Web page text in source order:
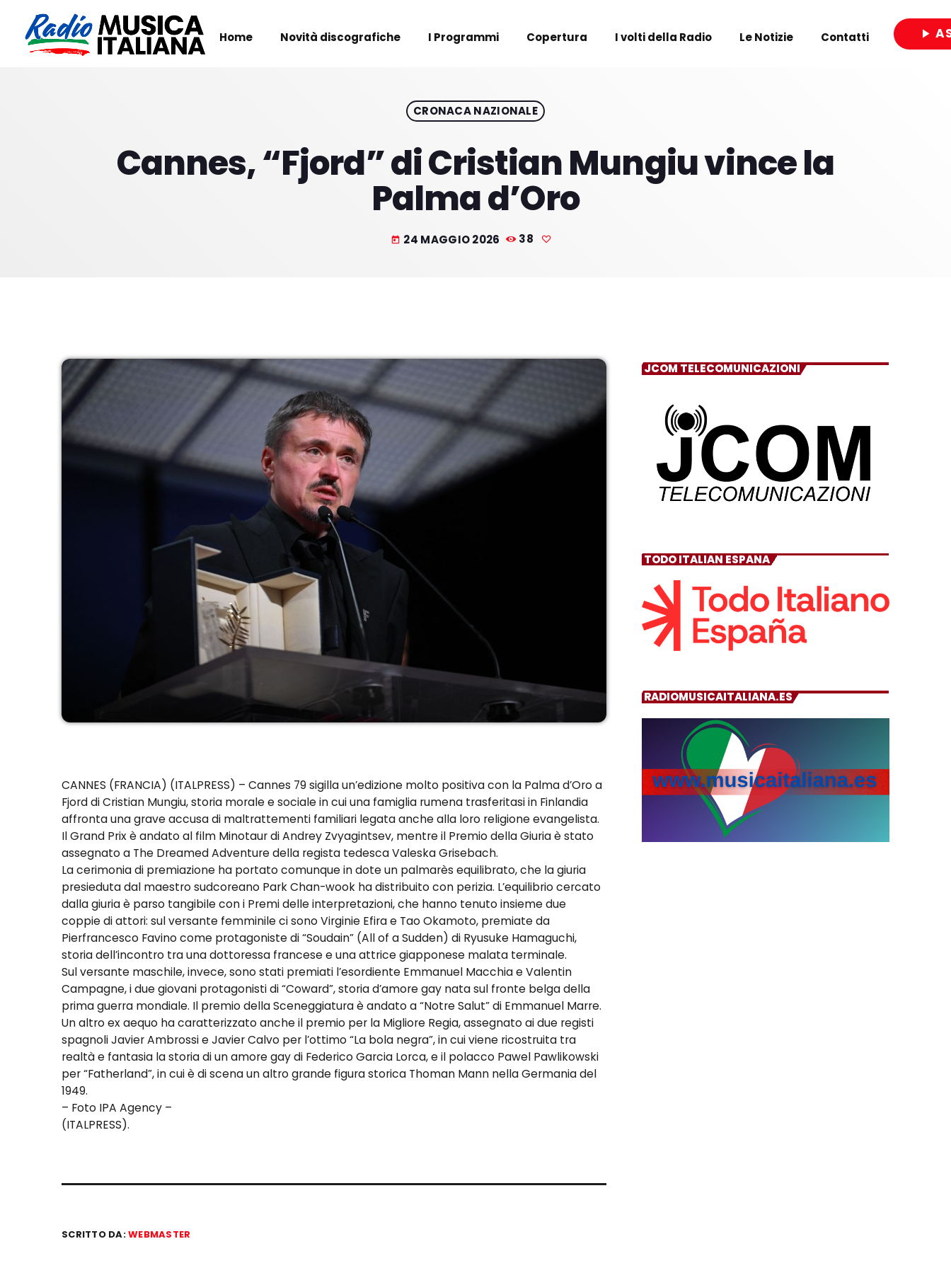
Home Novità discografiche I Programmi Copertura I volti della Radio Le Notizie Contatti play_arrow
CRONACA NAZIONALE
Cannes, “Fjord” di Cristian Mungiu vince la
Palma d’Oro
today 24 MAGGIO 2026 38
CANNES (FRANCIA) (ITALPRESS) – Cannes 79 sigilla un’edizione molto positiva con la Palma d’Oro a
Fjord di Cristian Mungiu, storia morale e sociale in cui una famiglia rumena trasferitasi in Finlandia
affronta una grave accusa di maltrattementi familiari legata anche alla loro religione evangelista.
Il Grand Prix è andato al film Minotaur di Andrey Zvyagintsev, mentre il Premio della Giuria è stato
assegnato a The Dreamed Adventure della regista tedesca Valeska Grisebach.
La cerimonia di premiazione ha portato comunque in dote un palmarès equilibrato, che la giuria
presieduta dal maestro sudcoreano Park Chan-wook ha distribuito con perizia. L’equilibrio cercato
dalla giuria è parso tangibile con i Premi delle interpretazioni, che hanno tenuto insieme due
coppie di attori: sul versante femminile ci sono Virginie Efira e Tao Okamoto, premiate da
Pierfrancesco Favino come protagoniste di “Soudain” (All of a Sudden) di Ryusuke Hamaguchi,
storia dell’incontro tra una dottoressa francese e una attrice giapponese malata terminale.
Sul versante maschile, invece, sono stati premiati l’esordiente Emmanuel Macchia e Valentin
Campagne, i due giovani protagonisti di “Coward”, storia d’amore gay nata sul fronte belga della
prima guerra mondiale. Il premio della Sceneggiatura è andato a “Notre Salut” di Emmanuel Marre.
Un altro ex aequo ha caratterizzato anche il premio per la Migliore Regia, assegnato ai due registi
spagnoli Javier Ambrossi e Javier Calvo per l’ottimo “La bola negra”, in cui viene ricostruita tra
realtà e fantasia la storia di un amore gay di Federico Garcia Lorca, e il polacco Pawel Pawlikowski
per “Fatherland”, in cui è di scena un altro grande figura storica Thoman Mann nella Germania del
1949.
– Foto IPA Agency –
(ITALPRESS).
SCRITTO DA:WEBMASTER
JCOM TELECOMUNICAZIONI
TODO ITALIAN ESPANA
RADIOMUSICAITALIANA.ES